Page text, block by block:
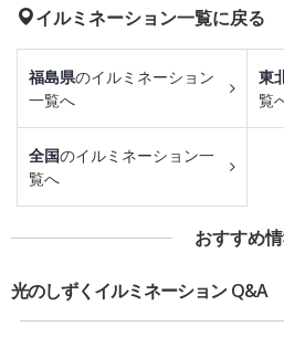
イルミネーション一覧に戻る
福島県のイルミネーション
一覧へ
東
覧
全国のイルミネーション一
覧へ
おすすめ
光のしずくイルミネーション Q&A